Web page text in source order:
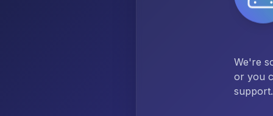
We're
or you
support.